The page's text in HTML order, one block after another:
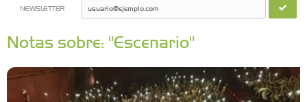
NEWSLETTER
Notas sobre: "Escenario"